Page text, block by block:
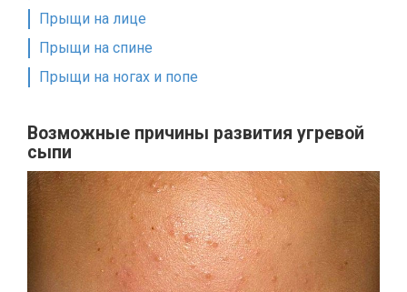
Прыщи на лице
Прыщи на спине
Прыщи на ногах и попе
Возможные причины развития угревой
сыпи